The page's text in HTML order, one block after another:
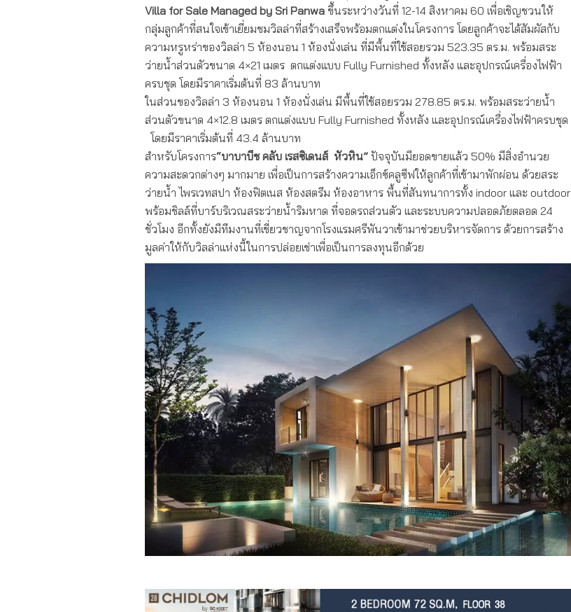
Villa for Sale Managed by Sri Panwa ขึ้นระหว่างวันที่ 12-14 สิงหาคม 60 เพื่อเชิญชวนให้
กลุ่มลูกค้าที่สนใจเข้าเยี่ยมชมวิลล่าที่สร้างเสร็จพร้อมตกแต่งในโครงการ โดยลูกค้าจะได้สัมผัสกับ
ความหรูหร่าของวิลล่า 5 ห้องนอน 1 ห้องนั่งเล่น ที่มีพื้นที่ใช้สอยรวม 523.35 ตร.ม. พร้อมสระ
ว่ายน้ำส่วนตัวขนาด 4×21 เมตร ตกแต่งแบบ Fully Furnished ทั้งหลัง และอุปกรณ์เครื่องไฟฟ้า
ครบชุด โดยมีราคาเริ่มต้นที่ 83 ล้านบาท
ในส่วนของวิลล่า 3 ห้องนอน 1 ห้องนั่งเล่น มีพื้นที่ใช้สอยรวม 278.85 ตร.ม. พร้อมสระว่ายน้ำ
ส่วนตัวขนาด 4×12.8 เมตร ตกแต่งแบบ Fully Furnished ทั้งหลัง และอุปกรณ์เครื่องไฟฟ้าครบชุด
โดยมีราคาเริ่มต้นที่ 43.4 ล้านบาท
สำหรับโครงการ“บาบาบีช คลับ เรสซิเดนส์ หัวหิน” ปัจจุบันมียอดขายแล้ว 50% มีสิ่งอำนวย
ความสะดวกต่างๆ มากมาย เพื่อเป็นการสร้างความเอ็กซ์คลูซีฟให้ลูกค้าที่เข้ามาพักผ่อน ด้วยสระ
ว่ายน้ำ ไพรเวทสปา ห้องฟิตเนส ห้องสตรีม ห้องอาหาร พื้นที่สันทนาการทั้ง indoor และ outdoor
พร้อมชิลล์ที่บาร์บริเวณสระว่ายน้ำริมหาด ที่จอดรถส่วนตัว และระบบความปลอดภัยตลอด 24
ชั่วโมง อีกทั้งยังมีทีมงานที่เชี่ยวชาญจากโรงแรมศรีพันวาเข้ามาช่วยบริหารจัดการ ด้วยการสร้าง
มูลค่าให้กับวิลล่าแห่งนี้ในการปล่อยเช่าเพื่อเป็นการลงทุนอีกด้วย